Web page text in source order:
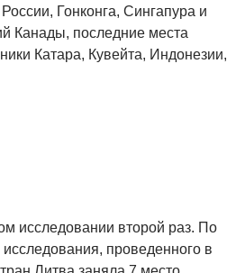
Гонконга, Сингапура и
Канады, последние места
Катара, Кувейта, Индонезии,
исследовании второй раз. По
исследования, проведенного в